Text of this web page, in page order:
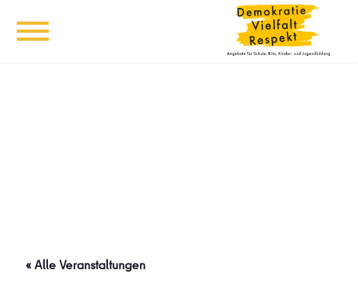
« Alle Veranstaltungen